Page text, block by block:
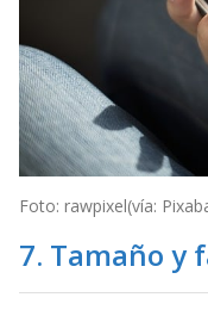
Foto: rawpixel(vía:
7. Tamaño y